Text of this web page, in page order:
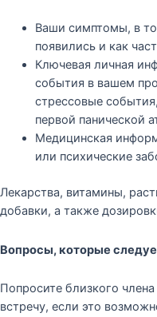
Ваши симптомы, в
появились и как
Ключевая личная
события в вашем
стрессовые
первой панической
Медицинская
или психические
Лекарства, витамины,
добавки, а также
Вопросы, которые
Попросите близкого
встречу, если это